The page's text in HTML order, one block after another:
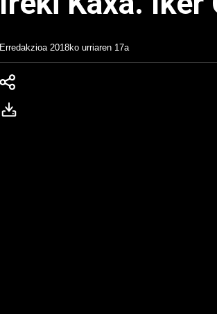
Erredakzioa 2018ko urriaren 17a